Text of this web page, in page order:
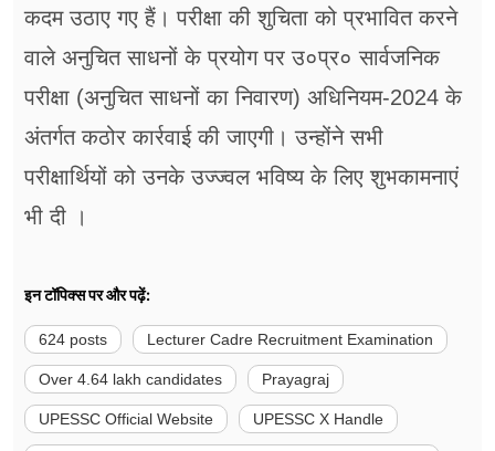
कदम उठाए गए हैं। परीक्षा की शुचिता को प्रभावित करने
वाले अनुचित साधनों के प्रयोग पर उ०प्र० सार्वजनिक
परीक्षा (अनुचित साधनों का निवारण) अधिनियम-2024 के
अंतर्गत कठोर कार्रवाई की जाएगी। उन्होंने सभी
परीक्षार्थियों को उनके उज्ज्वल भविष्य के लिए शुभकामनाएं
भी दी ।
इन टॉपिक्स पर और पढ़ें:
624 posts Lecturer Cadre Recruitment Examination
Over 4.64 lakh candidates Prayagraj
UPESSC Official Website UPESSC X Handle